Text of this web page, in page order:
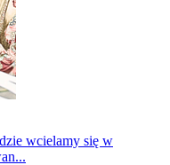
wcielamy się w